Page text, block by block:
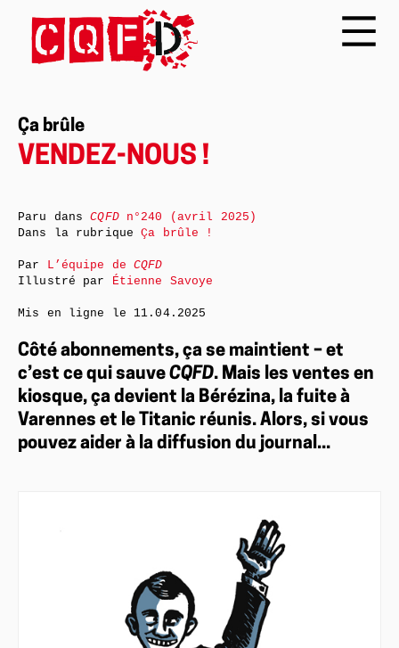
Ça brûle
VENDEZ-NOUS !
Côté abonnements, ça se maintient – et
c’est ce qui sauve CQFD. Mais les ventes en
kiosque, ça devient la Bérézina, la fuite à
Varennes et le Titanic réunis. Alors, si vous
pouvez aider à la diffusion du journal...
Paru dansCQFDn°240 (avril 2025)
Dans la rubriqueÇa brûle !
Par L’équipe deCQFD
Illustré par Étienne Savoye
Mis en ligne le 11.04.2025